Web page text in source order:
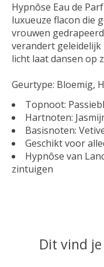
Hypnôse Eau de
luxueuze flacon die
vrouwen
verandert
licht laat dansen op
Geurtype: Bloemig,
Topnoot:
Hartnoten:
Basisnoten:
Geschikt voor
Hypnôse van
zintuigen
Dit vind